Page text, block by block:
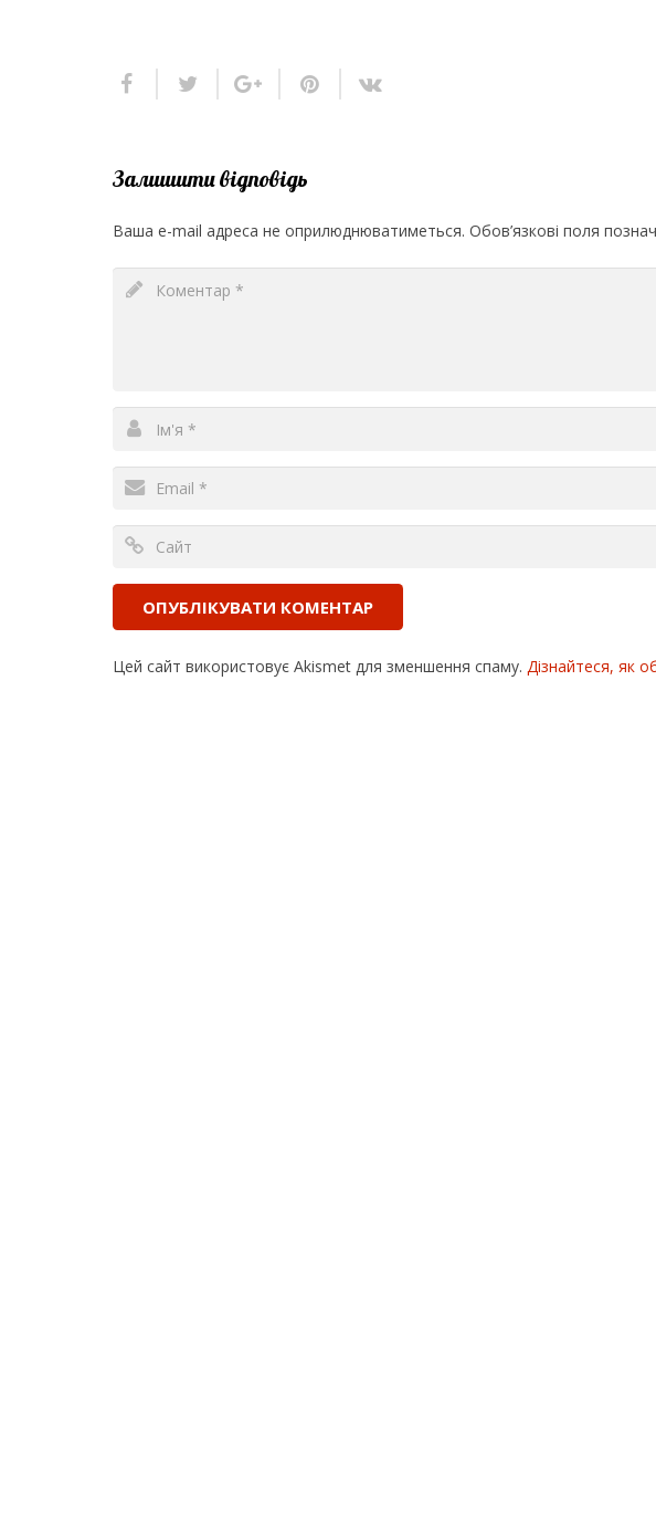
Залишити відповідь
Ваша e-mail адреса не оприлюднюватиметься. Обов’язкові поля
Цей сайт використовує Akismet для зменшення спаму. Дізнайтеся, як